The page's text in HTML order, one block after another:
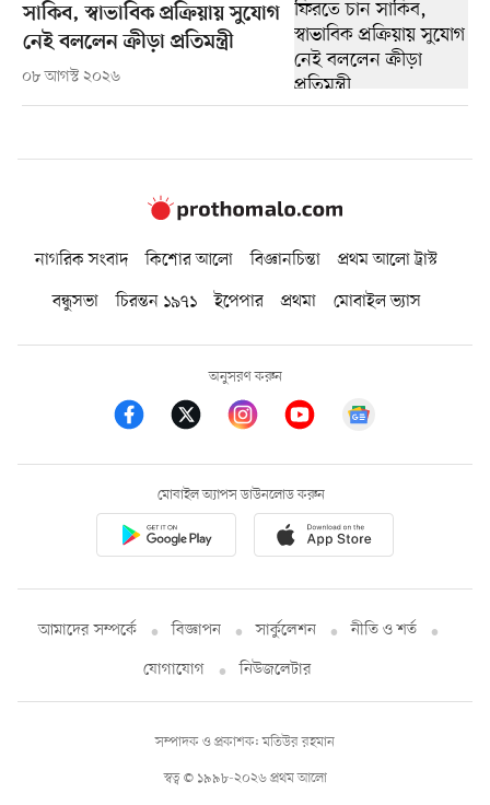
সাকিব, স্বাভাবিক প্রক্রিয়ায় সুযোগ
নেই বললেন ক্রীড়া প্রতিমন্ত্রী
০৮ আগস্ট ২০২৬
নাগরিক সংবাদ কিশোর আলো বিজ্ঞানচিন্তা
প্রথম আলো ট্রাস্ট
বন্ধুসভা
চিরন্তন ১৯৭১ ইপেপার প্রথমা মোবাইল ভ্যাস
অনুসরণ করুন
মোবাইল অ্যাপস ডাউনলোড করুন
আমাদের সম্পর্কে বিজ্ঞাপন সার্কুলেশন
নীতি ও শর্ত
যোগাযোগ
নিউজলেটার
স্বত্ব © ১৯৯৮-২০২৬ প্রথম আলো
সম্পাদক ও প্রকাশক: মতিউর রহমান